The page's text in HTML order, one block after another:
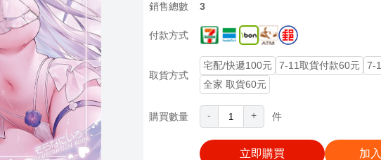
銷售總數 3
付款方式
取貨方式
宅配/快遞100元 7-11取貨付款60元 7-
全家 取貨60元
購買數量 - + 件
立即購買 加